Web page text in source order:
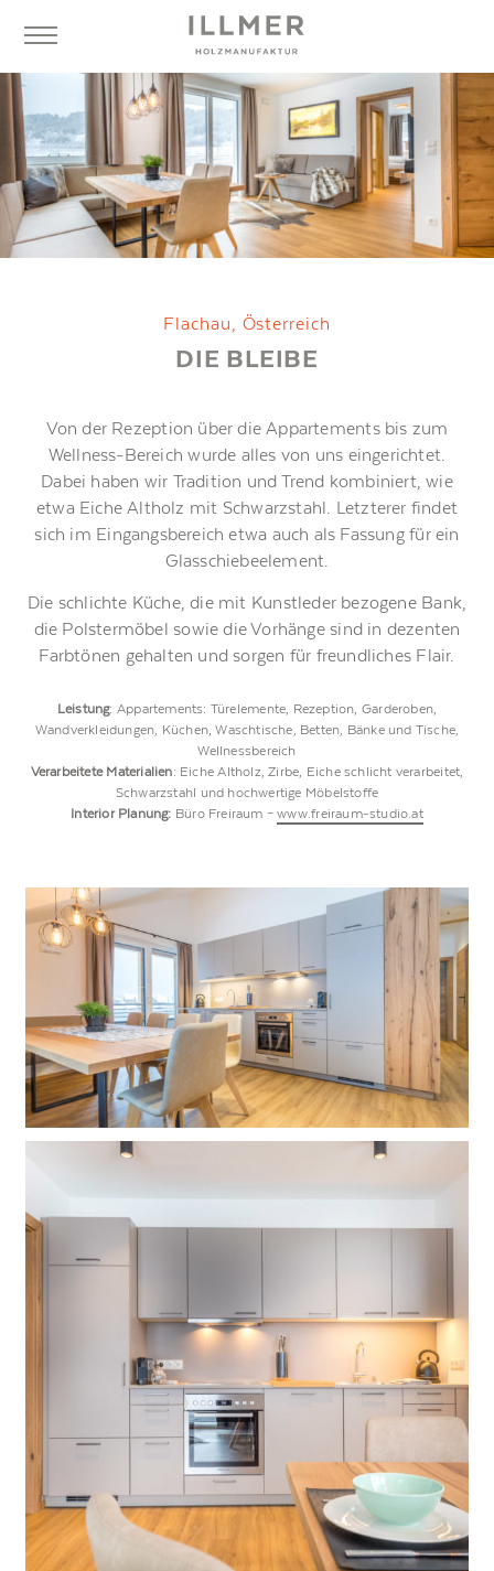
Flachau, Österreich
DIE BLEIBE
Von der Rezeption über die Appartements bis zum
Wellness-Bereich wurde alles von uns eingerichtet.
Dabei haben wir Tradition und Trend kombiniert, wie
etwa Eiche Altholz mit Schwarzstahl. Letzterer findet
sich im Eingangsbereich etwa auch als Fassung für ein
Glasschiebeelement.
Die schlichte Küche, die mit Kunstleder bezogene Bank,
die Polstermöbel sowie die Vorhänge sind in dezenten
Farbtönen gehalten und sorgen für freundliches Flair.
Leistung: Appartements: Türelemente, Rezeption, Garderoben,
Wandverkleidungen, Küchen, Waschtische, Betten, Bänke und Tische,
Wellnessbereich
Verarbeitete Materialien: Eiche Altholz, Zirbe, Eiche schlicht verarbeitet,
Schwarzstahl und hochwertige Möbelstoffe
Interior Planung: Büro Freiraum –www.freiraum-studio.at